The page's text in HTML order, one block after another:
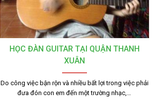
HỌC ĐÀN GUITAR TẠI QUẬN THANH
XUÂN
Do công việc bận rộn và nhiều bất lợi trong việc phải
đưa đón con em đến một trường nhạc,…